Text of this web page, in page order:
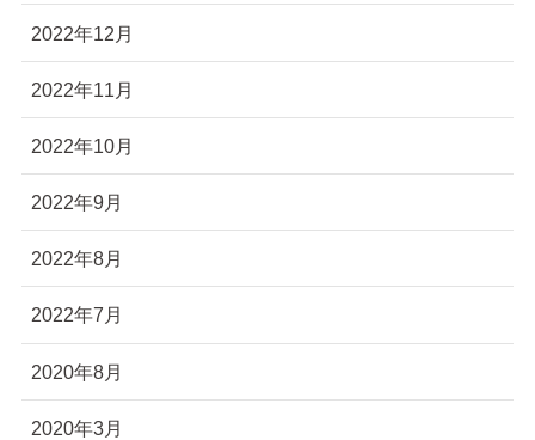
2022年12月
2022年11月
2022年10月
2022年9月
2022年8月
2022年7月
2020年8月
2020年3月